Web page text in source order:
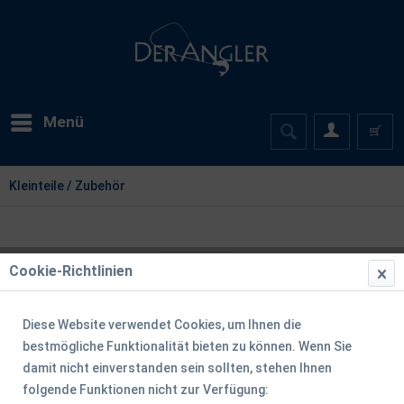
Menü
Kleinteile / Zubehör
Cookie-Richtlinien
Diese Website verwendet Cookies, um Ihnen die
bestmögliche Funktionalität bieten zu können. Wenn Sie
damit nicht einverstanden sein sollten, stehen Ihnen
folgende Funktionen nicht zur Verfügung: